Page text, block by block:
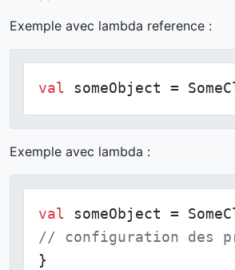
Exemple avec lambda reference :
val someObject =
Exemple avec lambda :
val
// configuration des
}